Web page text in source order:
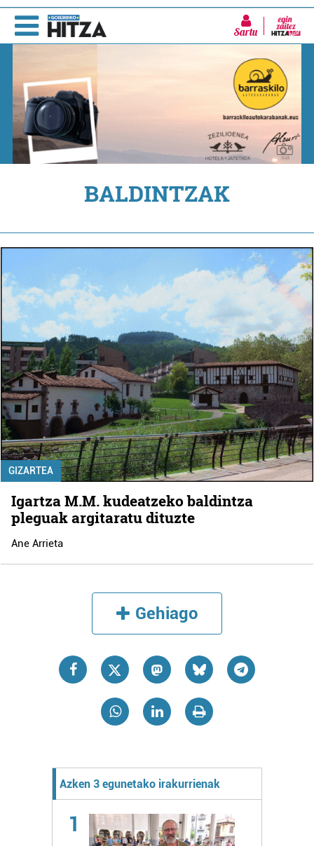
Sartu
BALDINTZAK
GIZARTEA
Igartza M.M. kudeatzeko baldintza
pleguak argitaratu dituzte
Ane Arrieta
Gehiago
Azken 3 egunetako irakurrienak
1